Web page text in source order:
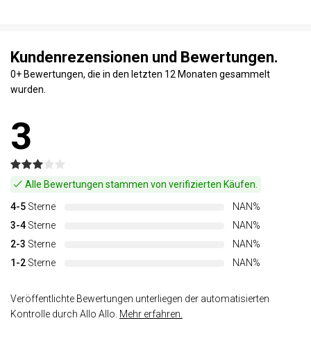
Kundenrezensionen und Bewertungen.
0+ Bewertungen, die in den letzten 12 Monaten gesammelt
wurden.
3
Alle Bewertungen stammen von verifizierten Käufen.
4-5 Sterne
NAN%
3-4 Sterne
NAN%
2-3 Sterne
NAN%
1-2 Sterne NAN%
Veröffentlichte Bewertungen unterliegen der automatisierten
Kontrolle durch Allo Allo. Mehr erfahren.